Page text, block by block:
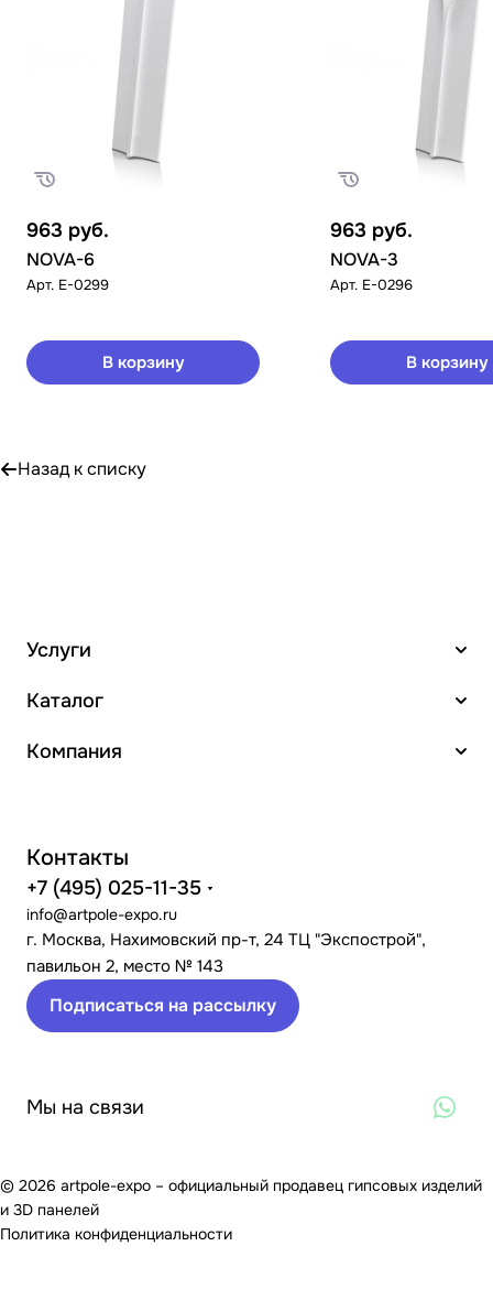
963 руб.
NOVA-6
Арт. E-0299
В корзину
963 руб.
NOVA-3
Арт. E-0296
В корзину
Назад к списку
Услуги
Каталог
Компания
Контакты
+7 (495) 025-11-35
info@artpole-expo.ru
г. Москва, Нахимовский пр-т, 24 ТЦ "Экспострой",
павильон 2, место № 143
Подписаться на рассылку
Мы на связи
© 2026 artpole-expo – официальный продавец гипсовых изделий
и 3D панелей
Политика конфиденциальности